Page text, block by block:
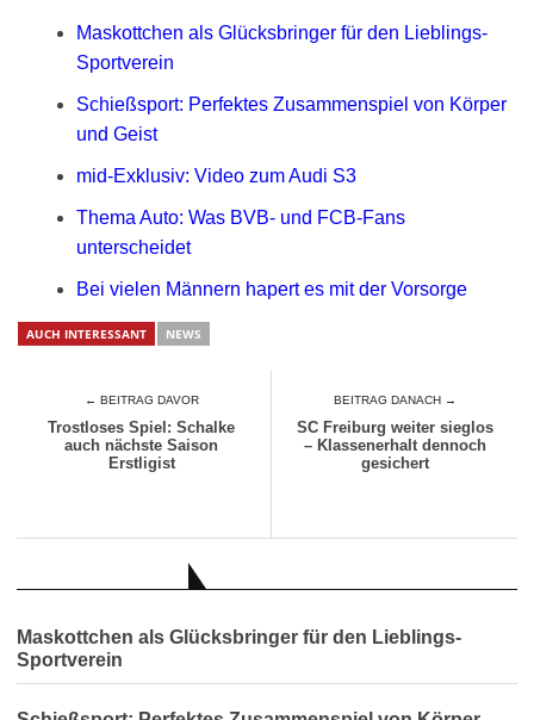
Maskottchen als Glücksbringer für den Lieblings-
Sportverein
Schießsport: Perfektes Zusammenspiel von Körper
und Geist
mid-Exklusiv: Video zum Audi S3
Thema Auto: Was BVB- und FCB-Fans
unterscheidet
Bei vielen Männern hapert es mit der Vorsorge
AUCH INTERESSANT NEWS
← BEITRAG DAVOR
Trostloses Spiel: Schalke
auch nächste Saison
Erstligist
BEITRAG DANACH →
SC Freiburg weiter sieglos
– Klassenerhalt dennoch
gesichert
Maskottchen als Glücksbringer für den Lieblings-
Sportverein